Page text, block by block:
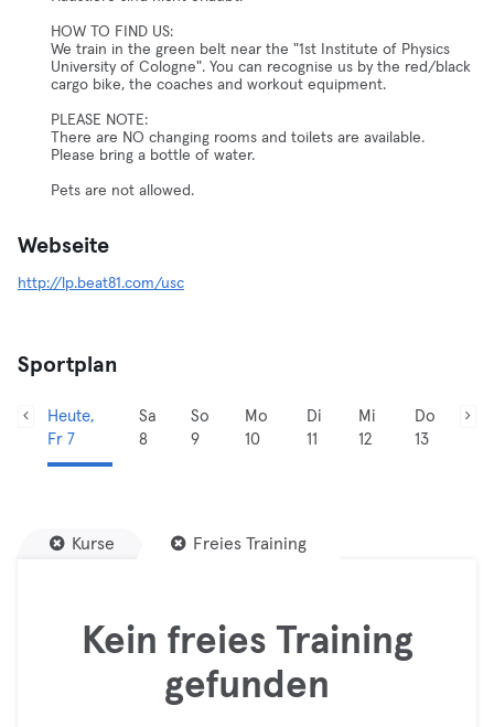
HOW TO FIND US:
We train in the green belt near the "1st Institute of Physics
University of Cologne". You can recognise us by the red/black
cargo bike, the coaches and workout equipment.
PLEASE NOTE:
There are NO changing rooms and toilets are available.
Please bring a bottle of water.
Pets are not allowed.
Webseite
http://lp.beat81.com/usc
Sportplan
Heute,
Fr 7
Sa
8
So
9
Mo
10
Di
11
Mi
12
Do
13
Kurse Freies Training
Kein freies Training
gefunden